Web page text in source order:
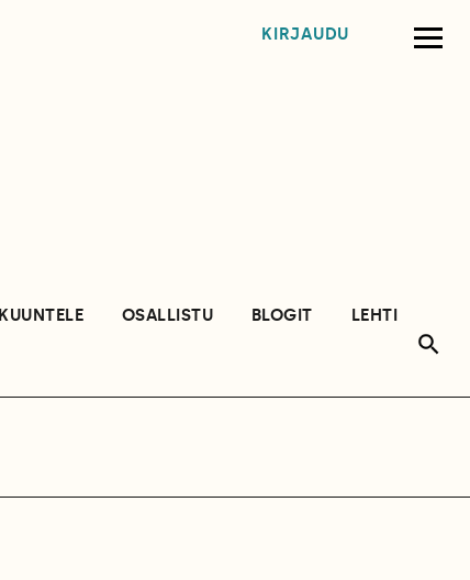
KIRJAUDU
KUUNTELE OSALLISTU BLOGIT
LEHTI